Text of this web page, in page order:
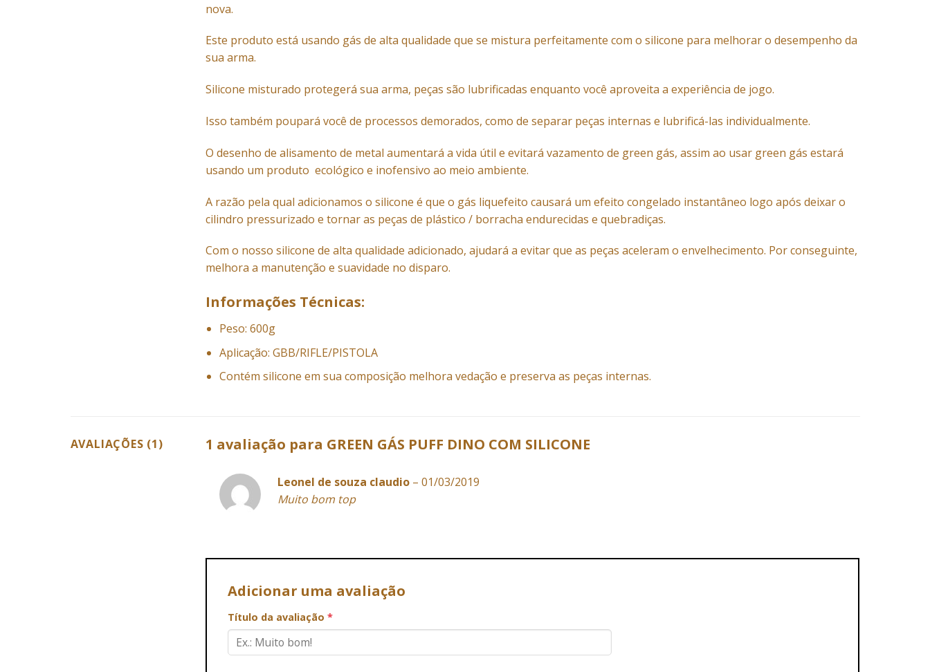
nova.
Este produto está usando gás de alta qualidade que se mistura perfeitamente com o silicone para melhorar o desempenho da
sua arma.
Silicone misturado protegerá sua arma, peças são lubrificadas enquanto você aproveita a experiência de jogo.
Isso também poupará você de processos demorados, como de separar peças internas e lubrificá-las individualmente.
O desenho de alisamento de metal aumentará a vida útil e evitará vazamento de green gás, assim ao usar green gás estará
usando um produto ecológico e inofensivo ao meio ambiente.
A razão pela qual adicionamos o silicone é que o gás liquefeito causará um efeito congelado instantâneo logo após deixar o
cilindro pressurizado e tornar as peças de plástico / borracha endurecidas e quebradiças.
Com o nosso silicone de alta qualidade adicionado, ajudará a evitar que as peças aceleram o envelhecimento. Por conseguinte,
melhora a manutenção e suavidade no disparo.
Informações Técnicas:
Peso: 600g
Aplicação: GBB/RIFLE/PISTOLA
Contém silicone em sua composição melhora vedação e preserva as peças internas.
AVALIAÇÕES (1) 1 avaliação para GREEN GÁS PUFF DINO COM SILICONE
Leonel de souza claudio – 01/03/2019
Muito bom top
Adicionar uma avaliação
Título da avaliação *